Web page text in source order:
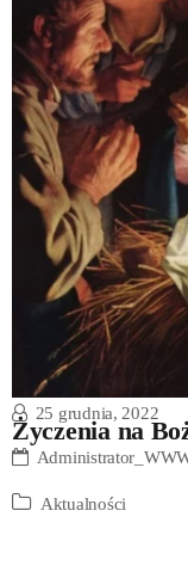
Życzenia na
25 grudnia, 2022
Aktualności